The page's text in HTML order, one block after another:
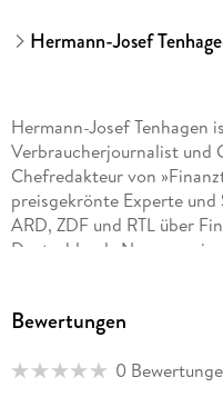
Hermann-Josef
Hermann-Josef Tenhagen
Verbraucherjournalist und
Chefredakteur von
preisgekrönte Experte und
ARD, ZDF und RTL über
Deutschlands Nummer
dabei hilft, die richtigen
Bewertungen
0